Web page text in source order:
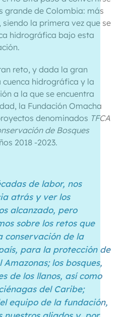
grande de Colombia: más
la primera vez que se
hidrográfica bajo esta
reto, y dada la gran
hidrográfica y la
a la que se encuentra
la Fundación Omacha
denominados TFCA
de Bosques
2018 -2023.
de labor, nos
atrás y ver los
alcanzado, pero
sobre los retos que
conservación de la
para la protección de
los bosques,
de los llanos, así como
del Caribe;
equipo de la fundación,